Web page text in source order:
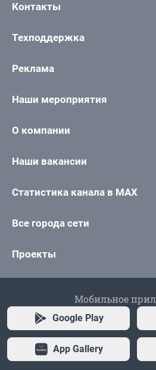
Контакты
Техподдержка
Реклама
Наши мероприятия
О компании
Наши вакансии
Статистика канала в MAX
Все города сети
Проекты
Мобильное
Google Play
App Gallery